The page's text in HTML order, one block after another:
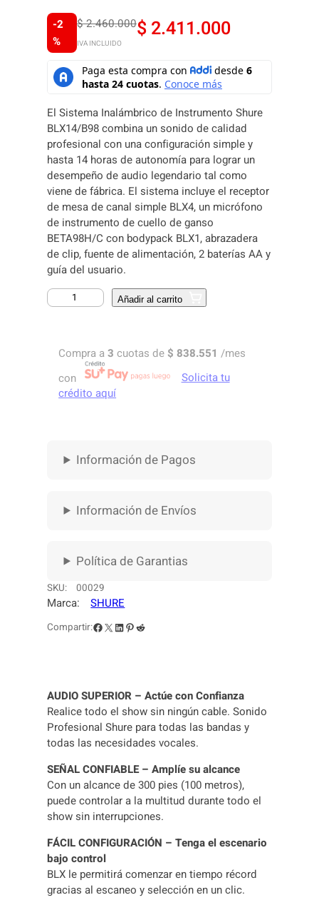
-2
%
$2.460.000
O
r
g
i
n
a
l
p
r
i
e
w
a
:
.
4
6
0
0
0
0
.
$2.411.000
C
u
r
e
n
t
p
r
i
c
i
s
:
.
1
1
.
0
0
.
IVA INCLUIDO
El Sistema Inalámbrico de Instrumento Shure
BLX14/B98 combina un sonido de calidad
profesional con una configuración simple y
hasta 14 horas de autonomía para lograr un
desempeño de audio legendario tal como
viene de fábrica. El sistema incluye el receptor
de mesa de canal simple BLX4, un micrófono
de instrumento de cuello de ganso
BETA98H/C con bodypack BLX1, abrazadera
de clip, fuente de alimentación, 2 baterías AA y
guía del usuario.
M
N
T
O
R
E
B
L
X
1
4
/
B
8
c
a
n
Añadir al carrito
Compra a3 cuotas de $ 838.551 /mes
con
Solicita tu
crédito aquí
Información de Pagos
Información de Envíos
Política de Garantias
SKU: 00029
Marca: SHURE
Compartir:Facebook X LinkedIn Pinterest Reddit
AUDIO SUPERIOR – Actúe con Confianza
Realice todo el show sin ningún cable. Sonido
Profesional Shure para todas las bandas y
todas las necesidades vocales.
SEÑAL CONFIABLE – Amplíe su alcance
Con un alcance de 300 pies (100 metros),
puede controlar a la multitud durante todo el
show sin interrupciones.
FÁCIL CONFIGURACIÓN – Tenga el escenario
bajo control
BLX le permitirá comenzar en tiempo récord
gracias al escaneo y selección en un clic.